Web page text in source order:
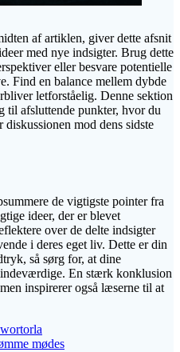
af artiklen, giver dette afsnit
med nye indsigter. Brug dette
eller besvare potentielle
Find en balance mellem dybde
letforståelig. Denne sektion
til afsluttende punkter, hvor du
mod dens sidste
de vigtigste pointer fra
ideer, der er blevet
over de delte indsigter
i deres eget liv. Dette er din
så sørg for, at dine
En stærk konklusion
inspirerer også læserne til at
mødes